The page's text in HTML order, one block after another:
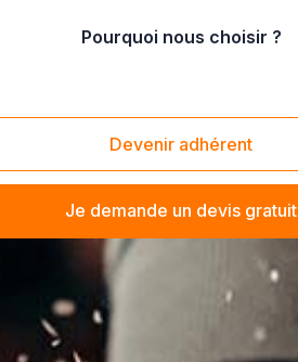
Pourquoi nous choisir ?
Devenir adhérent
Je demande un devis gratuit